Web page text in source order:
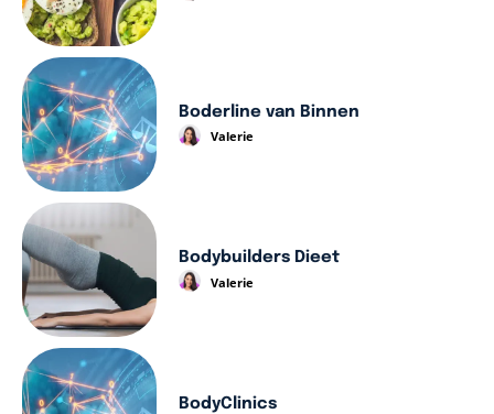
Boderline van Binnen
Valerie
Bodybuilders Dieet
Valerie
BodyClinics